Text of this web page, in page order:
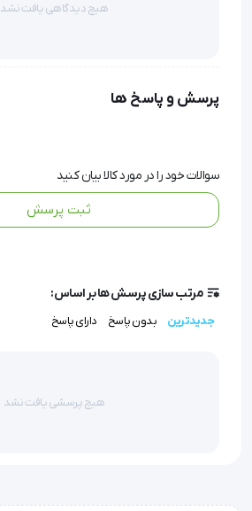
جلوگیری از ایجاد حساسیت
هیچ دیدگاهی یافت نشد
پرسش و پاسخ ها
سوالات خود را در مورد کالا بیان کنید
ثبت پرسش
مرتب سازی پرسش ها بر اساس:
جدیدترین بدون پاسخ دارای پاسخ
هیچ پرسشی یافت نشد